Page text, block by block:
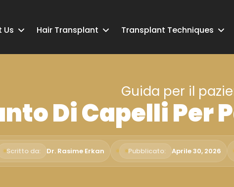
Us Hair Transplant Transplant Techniques
Guida per il
Di Capelli Per
Scritto da: Dr. Rasime Erkan Pubblicato: Aprile 30, 2026